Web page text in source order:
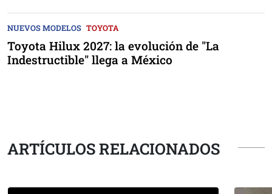
NUEVOS MODELOS TOYOTA
Toyota Hilux 2027: la evolución de "La
Indestructible" llega a México
ARTÍCULOS RELACIONADOS